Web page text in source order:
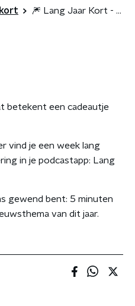
🎆 Lang Jaar Kort - Trailer 🎆
betekent een cadeautje
vind je een week lang
in je podcastapp: Lang
gewend bent: 5 minuten
van dit jaar.